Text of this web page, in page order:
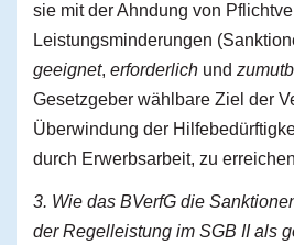
sie mit der Ahndung von
Leistungsminderungen
geeignet, erforderlichund
Gesetzgeber wählbare Ziel der
Überwindung der
durch Erwerbsarbeit, zu
3. Wie das BVerfG die
der Regelleistung im SGB II als